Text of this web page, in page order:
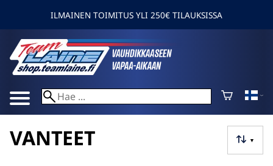
ILMAINEN TOIMITUS YLI 250€ TILAUKSISSA
▼
VANTEET